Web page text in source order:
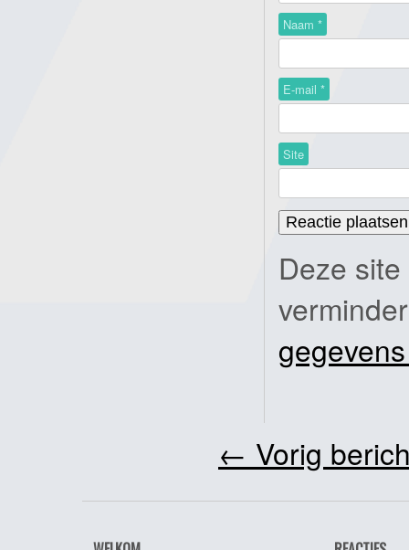
Naam *
E-mail *
Site
Deze
← Vorig